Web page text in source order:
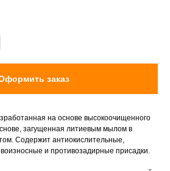
заказ
на основе высокоочищенного
загущенная литиевым мылом в
Содержит антиокислительные,
и противозадирные присадки.